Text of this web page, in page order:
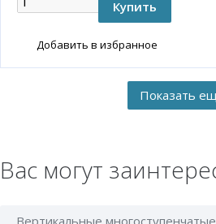
Добавить в избранное
Вас могут
Вертикальные